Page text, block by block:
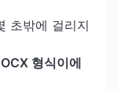
초밖에 걸리지
형식이에